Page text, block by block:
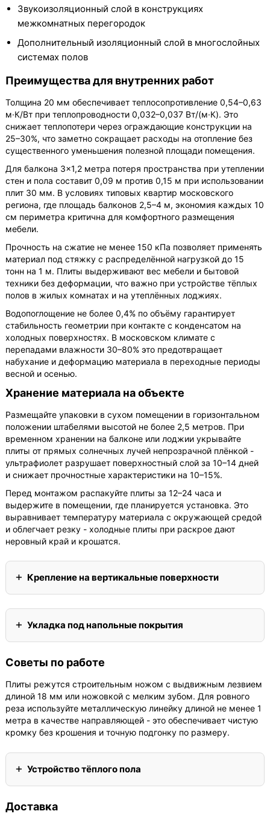
Звукоизоляционный слой в конструкциях
межкомнатных перегородок
Дополнительный изоляционный слой в многослойных
системах полов
Преимущества для внутренних работ
Толщина 20 мм обеспечивает теплосопротивление 0,54–0,63
м·К/Вт при теплопроводности 0,032–0,037 Вт/(м·К). Это
снижает теплопотери через ограждающие конструкции на
25–30%, что заметно сокращает расходы на отопление без
существенного уменьшения полезной площади помещения.
Для балкона 3×1,2 метра потеря пространства при утеплении
стен и пола составит 0,09 м против 0,15 м при использовании
плит 30 мм. В условиях типовых квартир московского
региона, где площадь балконов 2,5–4 м, экономия каждых 10
см периметра критична для комфортного размещения
мебели.
Прочность на сжатие не менее 150 кПа позволяет применять
материал под стяжку с распределённой нагрузкой до 15
тонн на 1 м. Плиты выдерживают вес мебели и бытовой
техники без деформации, что важно при устройстве тёплых
полов в жилых комнатах и на утеплённых лоджиях.
Водопоглощение не более 0,4% по объёму гарантирует
стабильность геометрии при контакте с конденсатом на
холодных поверхностях. В московском климате с
перепадами влажности 30–80% это предотвращает
набухание и деформацию материала в переходные периоды
весной и осенью.
Хранение материала на объекте
Размещайте упаковки в сухом помещении в горизонтальном
положении штабелями высотой не более 2,5 метров. При
временном хранении на балконе или лоджии укрывайте
плиты от прямых солнечных лучей непрозрачной плёнкой -
ультрафиолет разрушает поверхностный слой за 10–14 дней
и снижает прочностные характеристики на 10–15%.
Перед монтажом распакуйте плиты за 12–24 часа и
выдержите в помещении, где планируется установка. Это
выравнивает температуру материала с окружающей средой
и облегчает резку - холодные плиты при раскрое дают
неровный край и крошатся.
Крепление на вертикальные поверхности
Укладка под напольные покрытия
Советы по работе
Плиты режутся строительным ножом с выдвижным лезвием
длиной 18 мм или ножовкой с мелким зубом. Для ровного
реза используйте металлическую линейку длиной не менее 1
метра в качестве направляющей - это обеспечивает чистую
кромку без крошения и точную подгонку по размеру.
Устройство тёплого пола
Доставка